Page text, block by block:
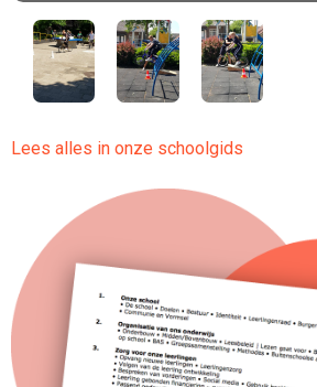
Lees alles in onze schoolgids